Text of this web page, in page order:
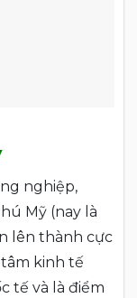
nghiệp,
Mỹ (nay là
lên thành cực
kinh tế
tế và là điểm